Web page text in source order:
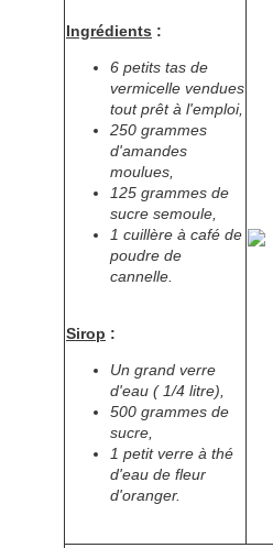
Ingrédients :
6 petits tas de
vermicelle vendues
tout prêt à l'emploi,
250 grammes
d'amandes
moulues,
125 grammes de
sucre semoule,
1 cuillère à café de
poudre de
cannelle.
Sirop :
Un grand verre
d'eau ( 1/4 litre),
500 grammes de
sucre,
1 petit verre à thé
d'eau de fleur
d'oranger.